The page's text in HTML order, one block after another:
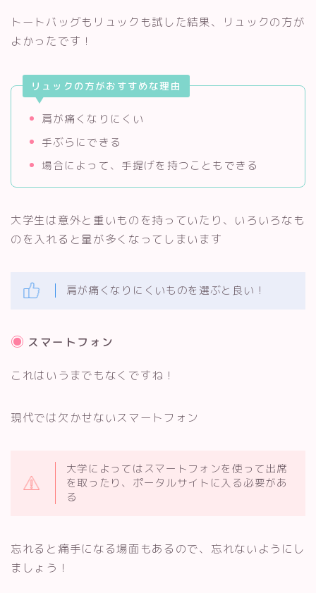
トートバッグもリュックも試した結果、リュックの方が
よかったです！
リュックの方がおすすめな理由
肩が痛くなりにくい
手ぶらにできる
場合によって、手提げを持つこともできる
大学生は意外と重いものを持っていたり、いろいろなも
のを入れると量が多くなってしまいます
肩が痛くなりにくいものを選ぶと良い！
スマートフォン
これはいうまでもなくですね！
現代では欠かせないスマートフォン
大学によってはスマートフォンを使って出席
を取ったり、ポータルサイトに入る必要があ
る
忘れると痛手になる場面もあるので、忘れないようにし
ましょう！